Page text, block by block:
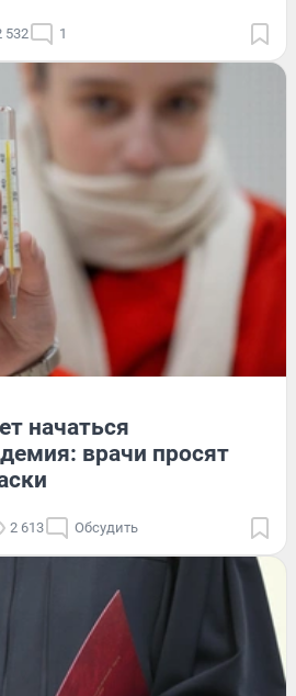
532 1
начаться
врачи просят
2 613 Обсудить